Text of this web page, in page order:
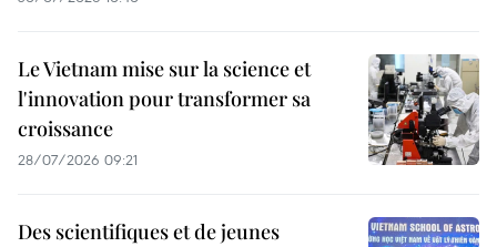
Le Vietnam mise sur la science et
l'innovation pour transformer sa
croissance
28/07/2026 09:21
Des scientifiques et de jeunes